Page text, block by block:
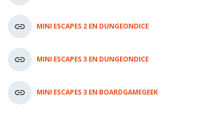
MINI ESCAPES 2 EN DUNGEONDICE
MINI ESCAPES 3 EN DUNGEONDICE
MINI ESCAPES 3 EN BOARDGAMEGEEK